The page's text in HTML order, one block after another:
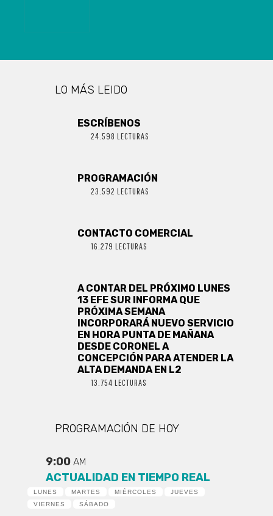
LO MÁS LEIDO
ESCRÍBENOS
24.598 LECTURAS
PROGRAMACIÓN
23.592 LECTURAS
CONTACTO COMERCIAL
16.279 LECTURAS
A CONTAR DEL PRÓXIMO LUNES
13 EFE SUR INFORMA QUE
PRÓXIMA SEMANA
INCORPORARÁ NUEVO SERVICIO
EN HORA PUNTA DE MAÑANA
DESDE CORONEL A
CONCEPCIÓN PARA ATENDER LA
ALTA DEMANDA EN L2
13.754 LECTURAS
PROGRAMACIÓN DE HOY
9:00 AM
ACTUALIDAD EN TIEMPO REAL
LUNES MARTES MIÉRCOLES
JUEVES
VIERNES
SÁBADO